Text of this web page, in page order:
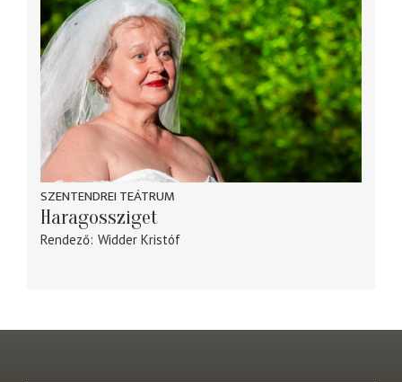
SZENTENDREI TEÁTRUM
Haragossziget
Rendező Widder Kristóf